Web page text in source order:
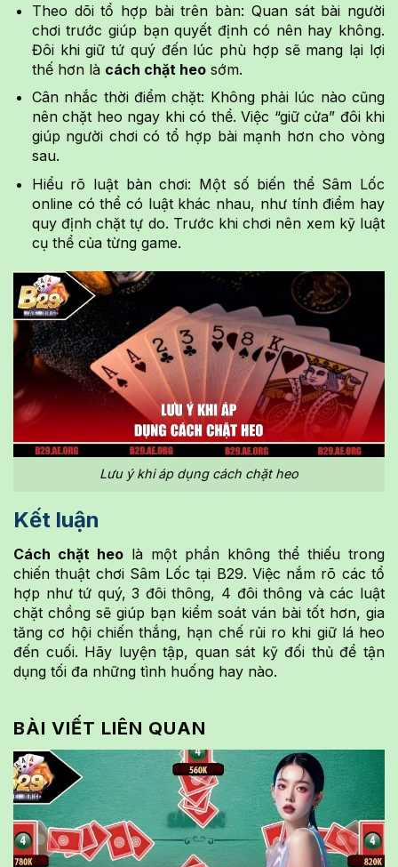
Theo dõi tổ hợp bài trên bàn: Quan sát bài người
chơi trước giúp bạn quyết định có nên hay không.
Đôi khi giữ tứ quý đến lúc phù hợp sẽ mang lại lợi
thế hơn là cách chặt heosớm.
Cân nhắc thời điểm chặt: Không phải lúc nào cũng
nên chặt heo ngay khi có thể. Việc “giữ cửa” đôi khi
giúp người chơi có tổ hợp bài mạnh hơn cho vòng
sau.
Hiểu rõ luật bàn chơi: Một số biến thể Sâm Lốc
online có thể có luật khác nhau, như tính điểm hay
quy định chặt tự do. Trước khi chơi nên xem kỹ luật
cụ thể của từng game.
Lưu ý khi áp dụng cách chặt heo
Kết luận
Cách chặt heo là một phần không thể thiếu trong
chiến thuật chơi Sâm Lốc tại B29. Việc nắm rõ các tổ
hợp như tứ quý, 3 đôi thông, 4 đôi thông và các luật
chặt chồng sẽ giúp bạn kiểm soát ván bài tốt hơn, gia
tăng cơ hội chiến thắng, hạn chế rủi ro khi giữ lá heo
đến cuối. Hãy luyện tập, quan sát kỹ đối thủ để tận
dụng tối đa những tình huống hay nào.
BÀI VIẾT LIÊN QUAN